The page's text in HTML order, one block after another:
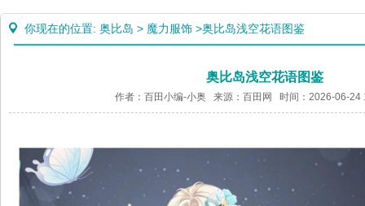
你现在的位置: 奥比岛 > 魔力服饰 >奥比岛浅空花语图鉴
奥比岛浅空花语图鉴
作者：百田小编-小奥 来源：百田网 时间：2026-06-